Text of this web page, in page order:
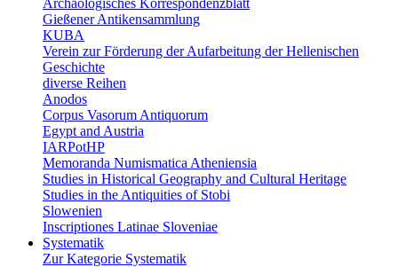
Archäologisches Korrespondenzblatt
Gießener Antikensammlung
KUBA
Verein zur Förderung der Aufarbeitung der Hellenischen
Geschichte
diverse Reihen
Anodos
Corpus Vasorum Antiquorum
Egypt and Austria
IARPotHP
Memoranda Numismatica Atheniensia
Studies in Historical Geography and Cultural Heritage
Studies in the Antiquities of Stobi
Slowenien
Inscriptiones Latinae Sloveniae
Systematik
Zur Kategorie Systematik